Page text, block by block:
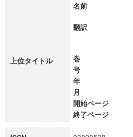
上位タイトル
名前
翻訳
巻
号
年
月
開始ページ
終了ページ